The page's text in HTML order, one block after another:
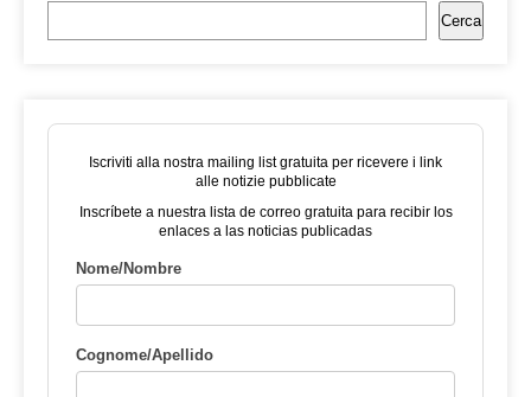
Cerca
Iscriviti alla nostra mailing list gratuita per ricevere i link
alle notizie pubblicate
Inscríbete a nuestra lista de correo gratuita para recibir los
enlaces a las noticias publicadas
Nome/Nombre
Cognome/Apellido